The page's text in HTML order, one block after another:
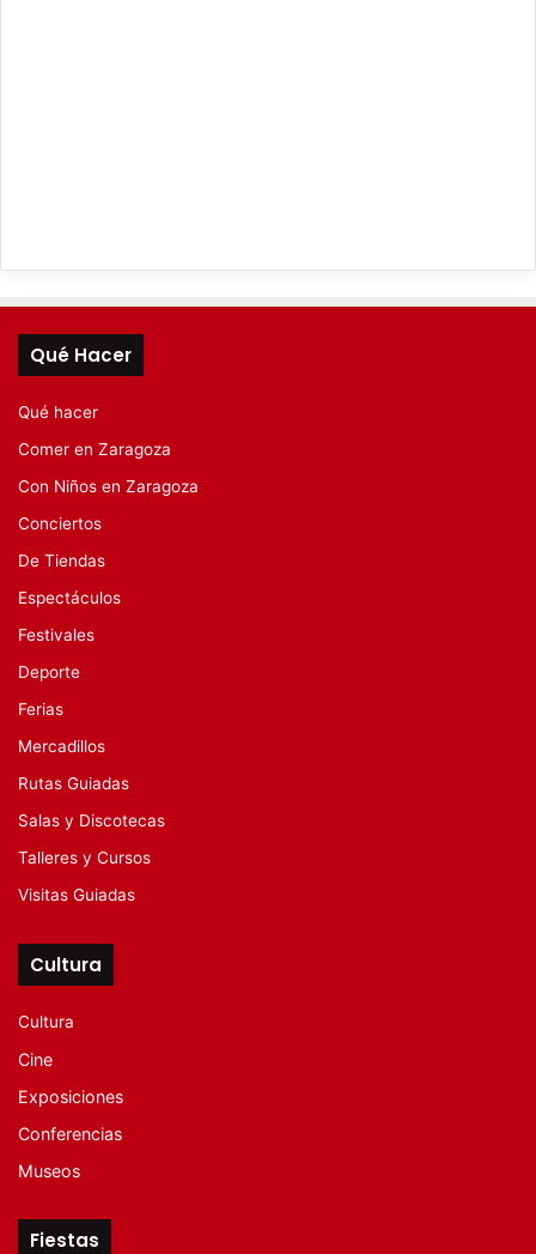
Qué Hacer
Qué hacer
Comer en Zaragoza
Con Niños en Zaragoza
Conciertos
De Tiendas
Espectáculos
Festivales
Deporte
Ferias
Mercadillos
Rutas Guiadas
Salas y Discotecas
Talleres y Cursos
Visitas Guiadas
Cultura
Cultura
Cine
Exposiciones
Conferencias
Museos
Fiestas